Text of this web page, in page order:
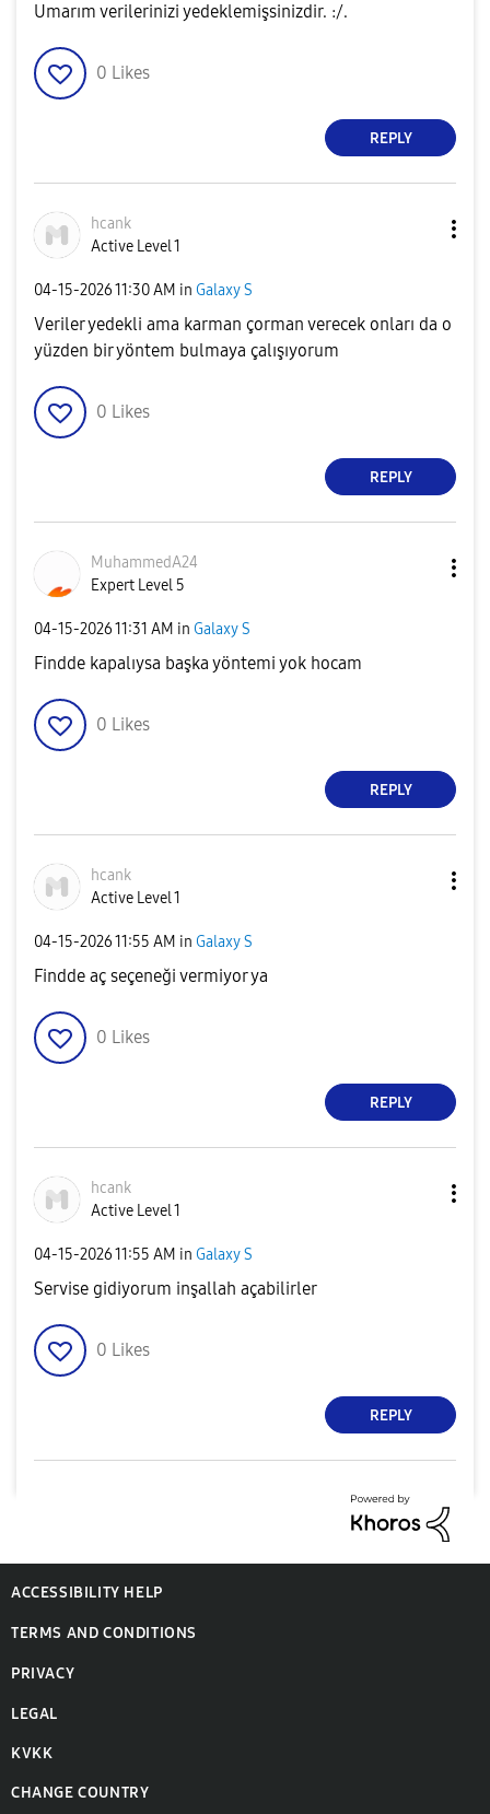
Umarım verilerinizi yedeklemişsinizdir. :/.
0 Likes
REPLY
hcank
Active Level 1
‎04-15-202611:30 AM in Galaxy S
Veriler yedekli ama karman çorman verecek onları da o
yüzden bir yöntem bulmaya çalışıyorum
0 Likes
REPLY
MuhammedA24
Expert Level 5
‎04-15-202611:31 AM in Galaxy S
Findde kapalıysa başka yöntemi yok hocam
0 Likes
REPLY
hcank
Active Level 1
‎04-15-202611:55 AM in Galaxy S
Findde aç seçeneği vermiyor ya
0 Likes
REPLY
hcank
Active Level 1
‎04-15-202611:55 AM in Galaxy S
Servise gidiyorum inşallah açabilirler
0 Likes
REPLY
ACCESSIBILITY HELP
TERMS AND CONDITIONS
PRIVACY
LEGAL
KVKK
CHANGE COUNTRY